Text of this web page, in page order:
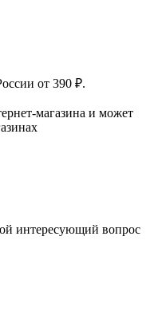
от 390 ₽.
магазина и может
интересующий вопрос